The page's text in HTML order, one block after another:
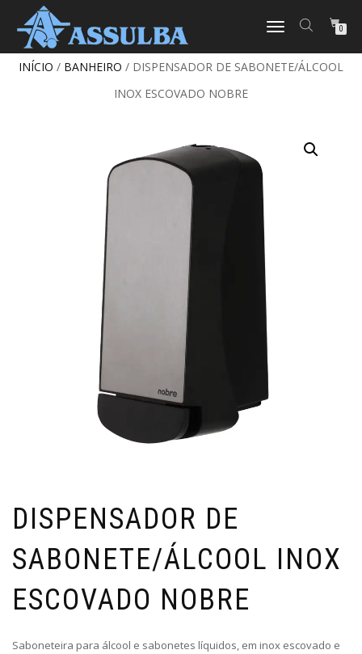
ALTERNAR
0
INÍCIO / BANHEIRO / DISPENSADOR DE SABONETE/ÁLCOOL
INOX ESCOVADO NOBRE
DISPENSADOR DE
SABONETE/ÁLCOOL INOX
ESCOVADO NOBRE
Saboneteira para álcool e sabonetes líquidos, em inox escovado e